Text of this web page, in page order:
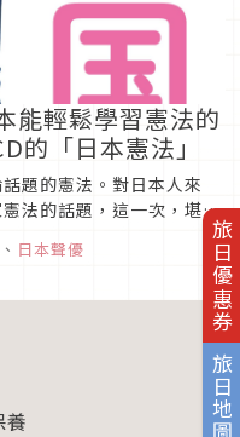
旅日優惠券
旅日地圖
能輕鬆學習憲法的
的「日本憲法」
題的憲法。對日本人來
法的話題，這一次，堪稱
！最近，一本名為『日本
籍出版了。內容不但附
、羽多野渉等超人氣聲優
、 日本聲優
養